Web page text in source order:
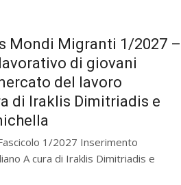
Mondi Migranti 1/2027 –
di giovani
del lavoro
di Iraklis Dimitriadis e
1/2027 Inserimento
A cura di Iraklis Dimitriadis e